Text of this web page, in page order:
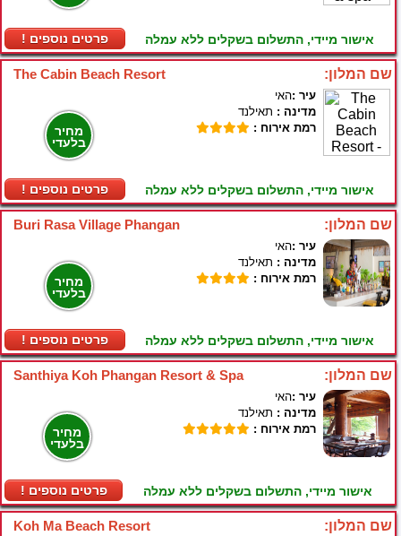
! פרטים נוספים אישור מיידי, התשלום בשקלים ללא עמלה
The Cabin Beach Resort שם המלון:
מחיר
בלעדי
! פרטים נוספים
עיר :האי
מדינה : תאילנד
רמת אירוח :
אישור מיידי, התשלום בשקלים ללא עמלה
Buri Rasa Village Phangan שם המלון:
מחיר
בלעדי
! פרטים נוספים
עיר :האי
מדינה : תאילנד
רמת אירוח :
אישור מיידי, התשלום בשקלים ללא עמלה
Santhiya Koh Phangan Resort & Spa שם המלון:
מחיר
בלעדי
! פרטים נוספים
עיר :האי
מדינה : תאילנד
רמת אירוח :
אישור מיידי, התשלום בשקלים ללא עמלה
Koh Ma Beach Resort שם המלון: